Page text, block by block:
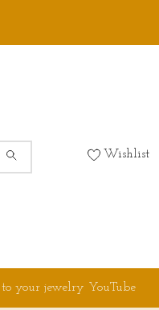
Wishlist
to your jewelry YouTube